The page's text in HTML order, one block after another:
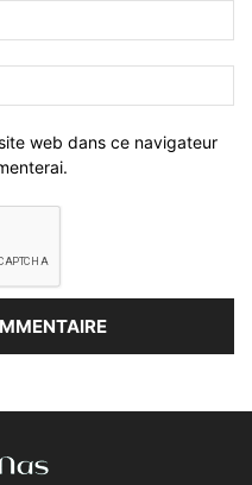
web dans ce navigateur